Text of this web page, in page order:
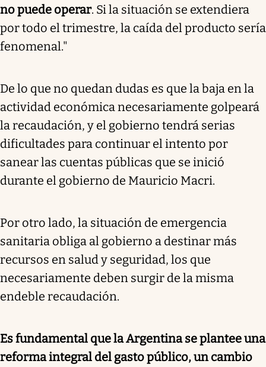
no puede operar. Si la situación se extendiera
por todo el trimestre, la caída del producto sería
fenomenal."
De lo que no quedan dudas es que la baja en la
actividad económica necesariamente golpeará
la recaudación, y el gobierno tendrá serias
dificultades para continuar el intento por
sanear las cuentas públicas que se inició
durante el gobierno de Mauricio Macri.
Por otro lado, la situación de emergencia
sanitaria obliga al gobierno a destinar más
recursos en salud y seguridad, los que
necesariamente deben surgir de la misma
endeble recaudación.
Es fundamental que la Argentina se plantee una
reforma integral del gasto público, un cambio